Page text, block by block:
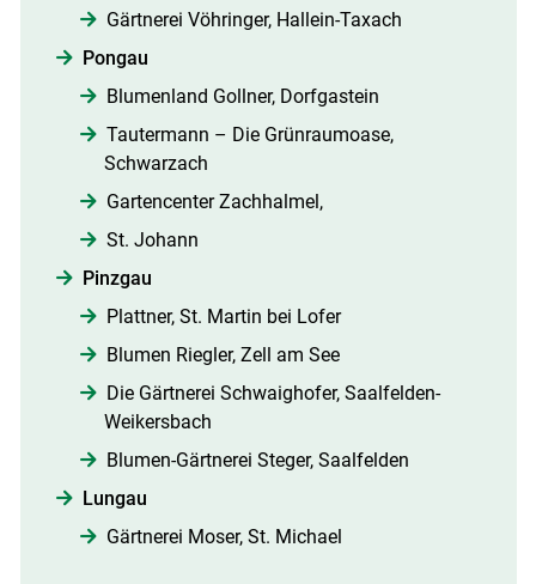
Gärtnerei Vöhringer, Hallein-Taxach
Pongau
Blumenland Gollner, Dorfgastein
Tautermann – Die Grünraumoase,
Schwarzach
Gartencenter Zachhalmel,
St. Johann
Pinzgau
Plattner, St. Martin bei Lofer
Blumen Riegler, Zell am See
Die Gärtnerei Schwaighofer, Saalfelden-
Weikersbach
Blumen-Gärtnerei Steger, Saalfelden
Lungau
Gärtnerei Moser, St. Michael